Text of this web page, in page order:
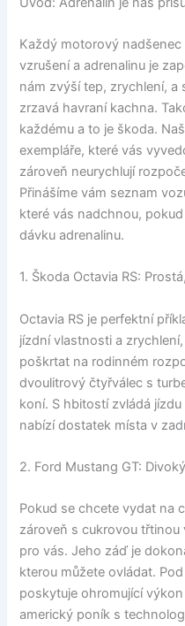
Každý motorový
vzrušení a adrenalinu je
nám zvýší tep, zrychlení,
zrzavá havraní kachna.
každému a to je škoda.
exempláře, které vás
zároveň neurychlují
Přinášíme vám seznam
které vás nadchnou,
dávku adrenalinu.
1. Škoda Octavia RS:
Octavia RS je perfektní
jízdní vlastnosti a
poškrtat na rodinném
dvoulitrový čtyřválec s
koní. S hbitostí zvládá
nabízí dostatek místa v
2. Ford Mustang GT:
Pokud se chcete vydat na
zároveň s cukrovou třtinou
pro vás. Jeho záď je
kterou můžete ovládat.
poskytuje ohromující
americký poník s